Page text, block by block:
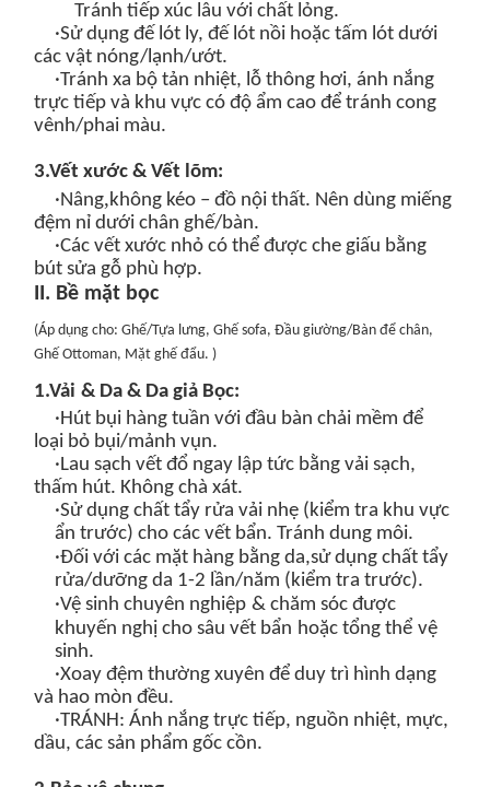
Tránh tiếp xúc lâu vớichất lỏng.
·Sử dụng đế lót ly, đế lót nồi hoặc tấm lót dưới
các vật nóng/lạnh/ướt.
·Tránh xa bộ tản nhiệt, lỗ thông hơi, ánh nắng
trực tiếp và khu vực có độ ẩm cao để tránh cong
vênh/phai màu.
3.Vết xước & Vết lõm:
·Nâng,không kéo – đồ nội thất. Nên dùng miếng
đệm nỉ dưới chân ghế/bàn.
·Các vết xước nhỏ có thể được che giấu bằng
bút sửa gỗ phù hợp.
II. Bề mặt bọc
(Áp dụng cho: Ghế/Tựa lưng, Ghế sofa, Đầu giường/Bàn để chân,
Ghế Ottoman, Mặt ghế đẩu. )
1.Vải & Da & Da giả Bọc:
·Hút bụi hàng tuần với đầu bàn chải mềm để
loại bỏ bụi/mảnh vụn.
·Lau sạch vết đổ ngay lập tứcbằng vải sạch,
thấm hút. Không chà xát.
·Sử dụng chất tẩy rửa vải nhẹ(kiểm tra khu vực
ẩn trước) cho các vết bẩn. Tránh dung môi.
·Đối với các mặt hàng bằng da,sử dụng chất tẩy
rửa/dưỡng da 1-2 lần/năm (kiểm tra trước).
·Vệ sinh chuyên nghiệp & chăm sócđược
khuyến nghị cho sâu vết bẩn hoặc tổng thể vệ
sinh.
·Xoay đệm thường xuyên để duy trì hình dạng
và hao mòn đều.
·TRÁNH: Ánh nắng trực tiếp, nguồn nhiệt, mực,
dầu, các sản phẩm gốc cồn.